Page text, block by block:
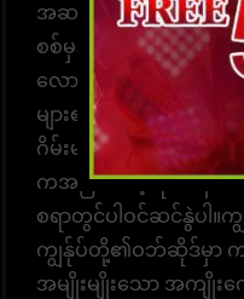
အဆင်သင့်ဖြစ်နေပါပြီ။
စစ်မှန်သော ပေးချေမှုမ
လောင်းကစားဝက်ဘ်ဆို
များ၏နှလုံးသားကို အ
ဂိမ်းများကို အချိန်မရွေ
ကအမြဲ စောင့်ဆိုင်းနေပါ
စရာတွင်ပါဝင်ဆင်နွဲပါ
ကျွန်ုပ်တို့၏ဝဘ်ဆိုဒ်မှာ
အမျိုးမျိုးသော အကျိုးက